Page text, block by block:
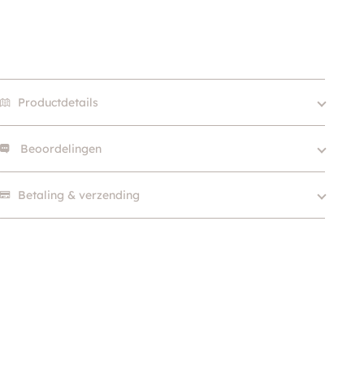
Productdetails
Size
Merk
Dog Copenhagen
Hondgrootte
(10 – 25kg), Groot (> 25kg
Beoordelingen
Betaling & verzending